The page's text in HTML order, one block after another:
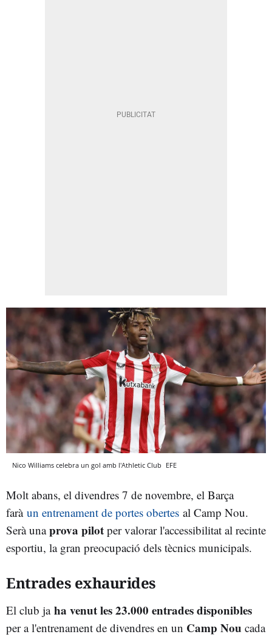
Nico Williams celebra un gol amb l'Athletic Club EFE
Molt abans, el divendres 7 de novembre, el Barça
farà un entrenament de portes obertes al Camp Nou.
Serà unaprova pilot per valorar l'accessibilitat al recinte
esportiu, la gran preocupació dels tècnics municipals.
Entrades exhaurides
El club ja ha venut les 23.000 entrades disponibles
per a l'entrenament de divendres en un Camp Nou cada